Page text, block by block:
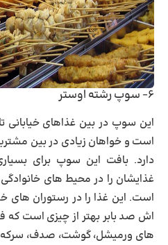
۶- سوپ رشته اوستر
این سوپ در بین غذاهای خیابانی
است و خواهان زیادی در بین
دارد. بافت این سوپ برای
غذایشان را در محیط های
است. این غذا را در رستوران های
اش صد بابر بهتر از چیزی است که
های ورمیشل، گوشت، صدف، سرکه